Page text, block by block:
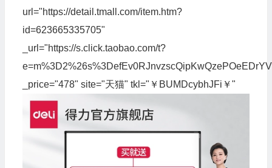
url="https://detail.tmall.com/item.htm?
id=623665335705"
_url="https://s.click.taobao.com/t?
_price="478" site="天猫" tkl="￥BUMDcybhJFi￥"